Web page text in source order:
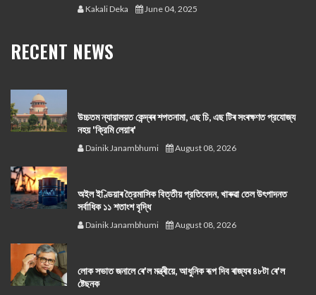
Kakali Deka June 04, 2025
RECENT NEWS
উচ্চতম ন্যায়ালয়ত কেন্দ্ৰৰ শপতনামা, এছ চি, এছ টিৰ সংৰক্ষণত প্রযোজ্য
নহয় 'ক্রিমি লেয়াৰ'
Dainik Janambhumi August 08, 2026
অইল ইণ্ডিয়াৰ ত্রৈমাসিক বিত্তীয় প্রতিবেদন, খাৰুৱা তেল উৎপাদনত
সর্বাধিক ১১ শতাংশ বৃদ্ধি
Dainik Janambhumi August 08, 2026
লোক সভাত জনালে ৰে'ল মন্ত্ৰীয়ে, আধুনিক ৰূপ দিব ৰাজ্যৰ ৪৮টা ৰে'ল
ষ্টেছনক